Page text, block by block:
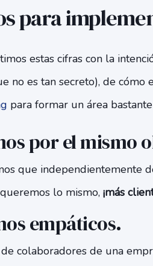
para
estas cifras con la
no es tan secreto), de
para formar un área
por el mismo
que independientemente
lo mismo, ¡más
empáticos.
colaboradores de una